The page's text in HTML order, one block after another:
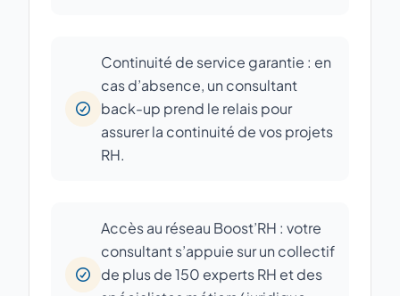
Continuité de service garantie : en
cas d’absence, un consultant
back-up prend le relais pour
assurer la continuité de vos projets
RH.
Accès au réseau Boost’RH : votre
consultant s’appuie sur un collectif
de plus de 150 experts RH et des